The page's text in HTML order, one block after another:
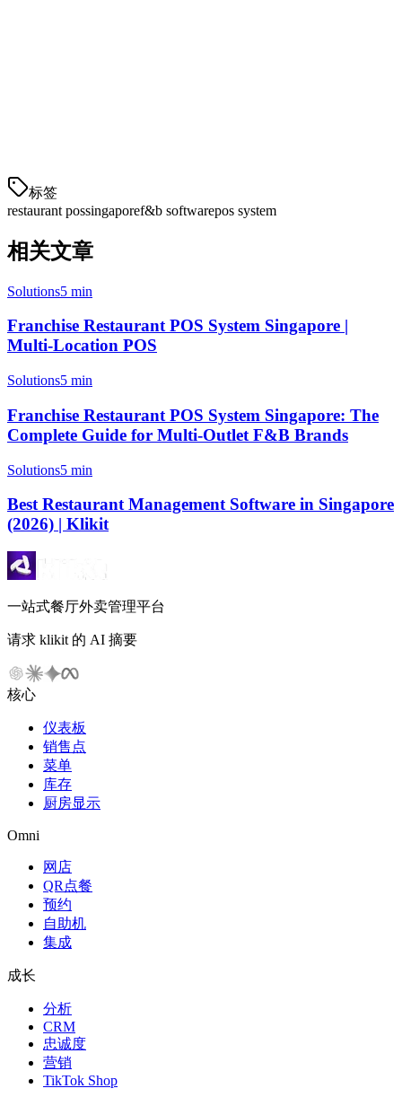
标签
restaurant possingaporef&b softwarepos system
相关文章
Solutions5 min
Franchise Restaurant POS System Singapore |
Multi-Location POS
Solutions5 min
Franchise Restaurant POS System Singapore: The
Complete Guide for Multi-Outlet F&B Brands
Solutions5 min
Best Restaurant Management Software in Singapore
(2026) | Klikit
一站式餐厅外卖管理平台
请求 klikit 的 AI 摘要
核心
仪表板
销售点
菜单
库存
厨房显示
Omni
网店
QR点餐
预约
自助机
集成
成长
分析
CRM
忠诚度
营销
TikTok Shop